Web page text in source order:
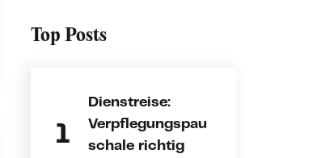
Top Posts
Dienstreise:
Verpflegungspau
schale richtig